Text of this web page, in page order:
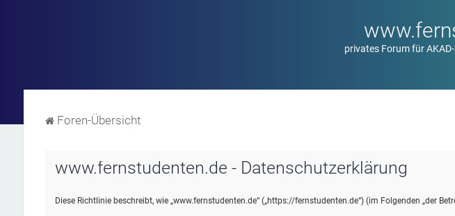
privates Forum für
Foren-Übersicht
www.fernstudenten.de - Datenschutzerklärung
Diese Richtlinie beschreibt, wie „www.fernstudenten.de“ („https://fernstudenten.de“) (im Folgenden „der